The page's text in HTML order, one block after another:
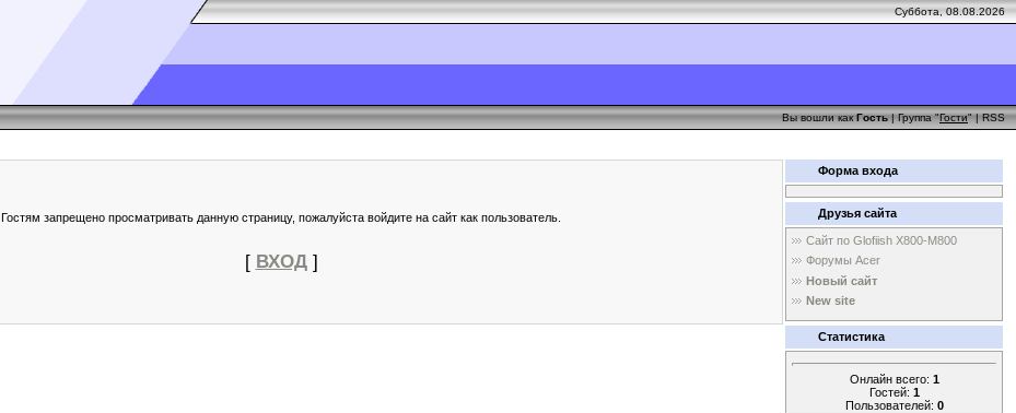
Суббота, 08.08.2026
Вы вошли какГость| Группа "Гости" |RSS
Гостям запрещено просматривать данную страницу, пожалуйста войдите на сайт как пользователь.
[ ВХОД]
Форма входа
Друзья сайта
Сайт по Glofiish X800-M800
Форумы Acer
Новый сайт
New site
Статистика
Онлайн всего: 1
Гостей: 1
Пользователей: 0